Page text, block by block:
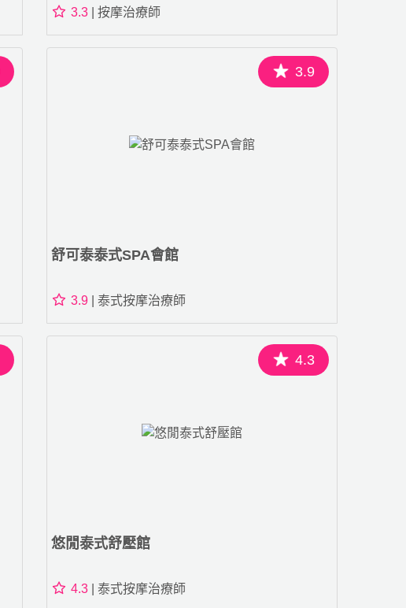
3.3 | 按摩治療師
3.9
舒可泰泰式SPA會館
3.9 | 泰式按摩治療師
4.3
悠閒泰式舒壓館
4.3 | 泰式按摩治療師